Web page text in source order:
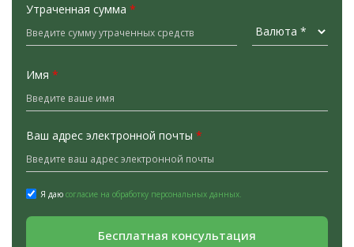
Утраченная сумма *
Имя *
Ваш адрес электронной почты *
Я даю согласие на обработку персональных данных.
Бесплатная консультация